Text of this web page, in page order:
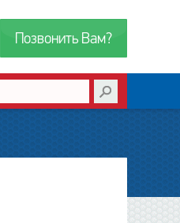
Позвонить Вам?